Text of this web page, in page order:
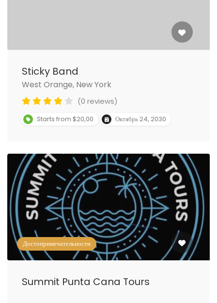
Sticky Band
West Orange, New York
(0 reviews)
Starts from $20,00 Октябрь 24, 2030
Достопримечательности
Summit Punta Cana Tours